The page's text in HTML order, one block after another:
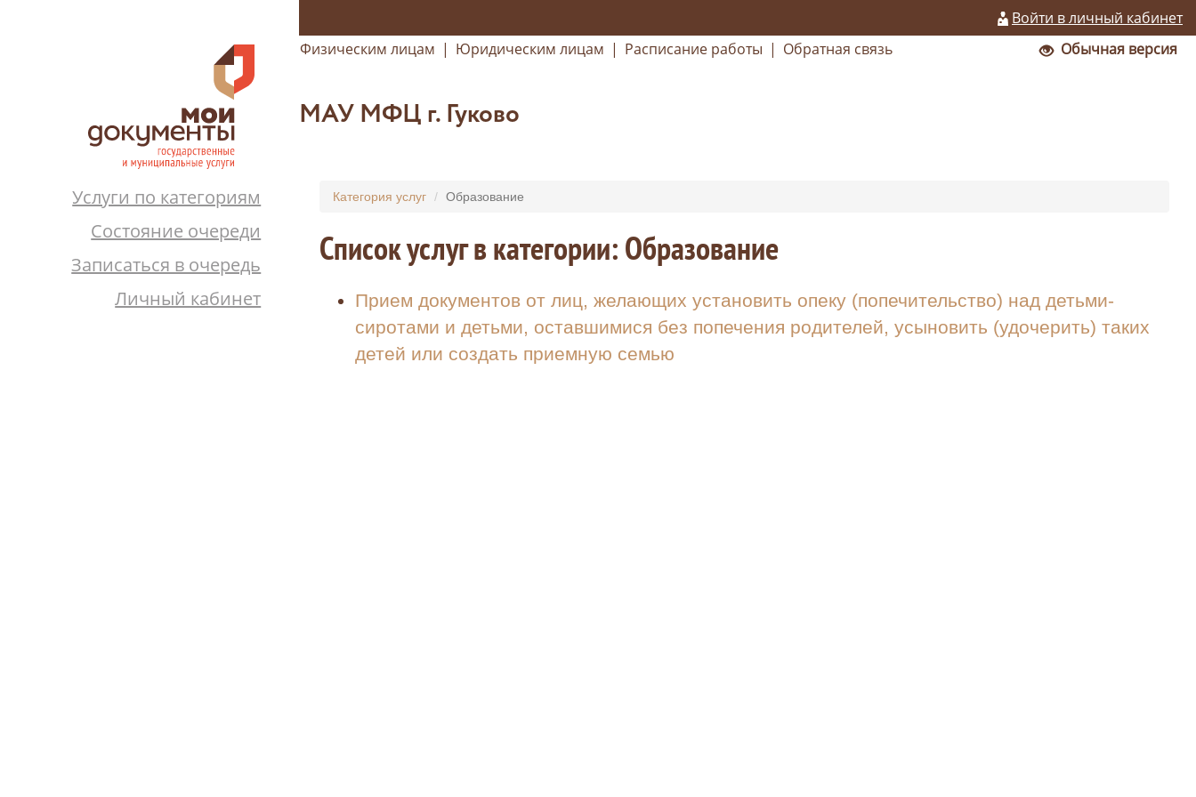
Войти в личный кабинет
Физическим лицам | Юридическим лицам | Расписание работы | Обратная связь Обычная версия
МАУ МФЦ г. Гуково
Услуги по категориям
Состояние очереди
Записаться в очередь
Личный кабинет
Категория услуг Образование
Список услуг в категории: Образование
Прием документов от лиц, желающих установить опеку (попечительство) над детьми-
сиротами и детьми, оставшимися без попечения родителей, усыновить (удочерить) таких
детей или создать приемную семью